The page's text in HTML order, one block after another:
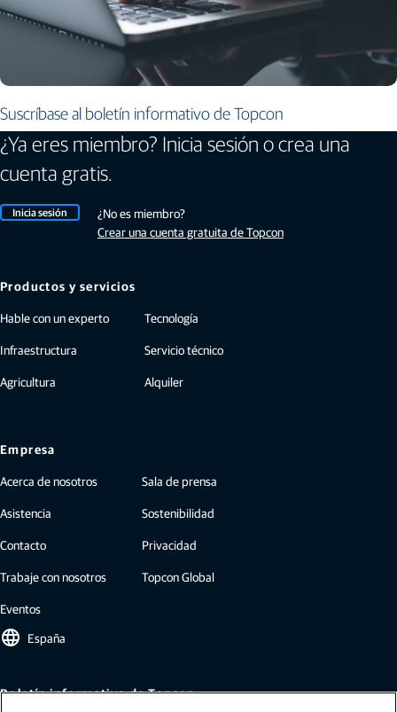
Suscríbase al boletín informativo de Topcon
¿Ya eres miembro? Inicia sesión o crea una
cuenta gratis.
Inicia sesión
¿No es miembro?
Crear una cuenta gratuita de Topcon
Productos y servicios
Hable con un experto
Infraestructura
Agricultura
Tecnología
Servicio técnico
Alquiler
Empresa
Acerca de nosotros
Asistencia
Contacto
Trabaje con nosotros
Eventos
Sala de prensa
Sostenibilidad
Privacidad
Topcon Global
language España
Boletín informativo de Topcon